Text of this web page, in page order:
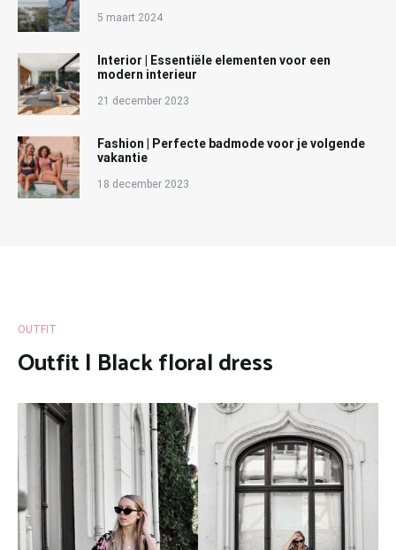
5 maart 2024
Interior | Essentiële elementen voor een
modern interieur
21 december 2023
Fashion | Perfecte badmode voor je volgende
vakantie
18 december 2023
OUTFIT
Outfit | Black floral dress